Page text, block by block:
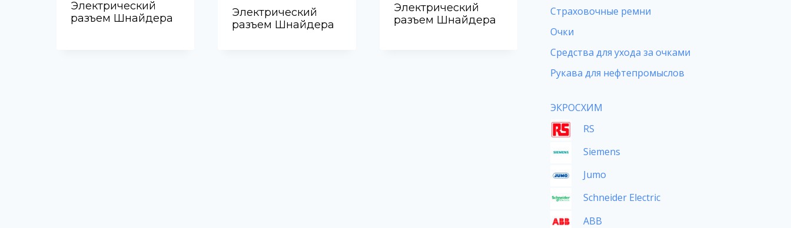
Электрический
разъем Шнайдера
Электрический
разъем Шнайдера
Электрический
разъем Шнайдера
Страховочные ремни
Очки
Средства для ухода за очками
Рукава для нефтепромыслов
ЭКРОСХИМ
RS
Siemens
Jumo
Schneider Electric
ABB